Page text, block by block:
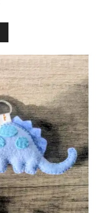
Ce
plusieurs
variations.
Les
options
peuvent
être
choisies
sur
la
page
du
produit